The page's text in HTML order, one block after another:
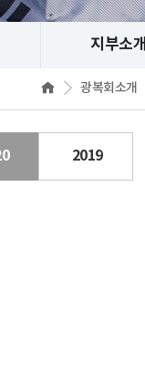
지부소개
광복회소개
2019